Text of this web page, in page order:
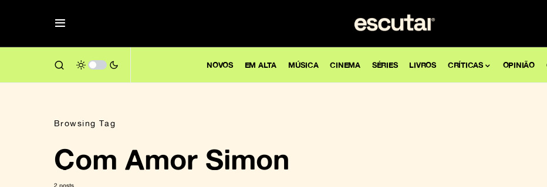
NOVOS EM ALTA MÚSICA CINEMA SÉRIES LIVROS CRÍTICAS OPINIÃO
Browsing Tag
Com Amor Simon
2 posts